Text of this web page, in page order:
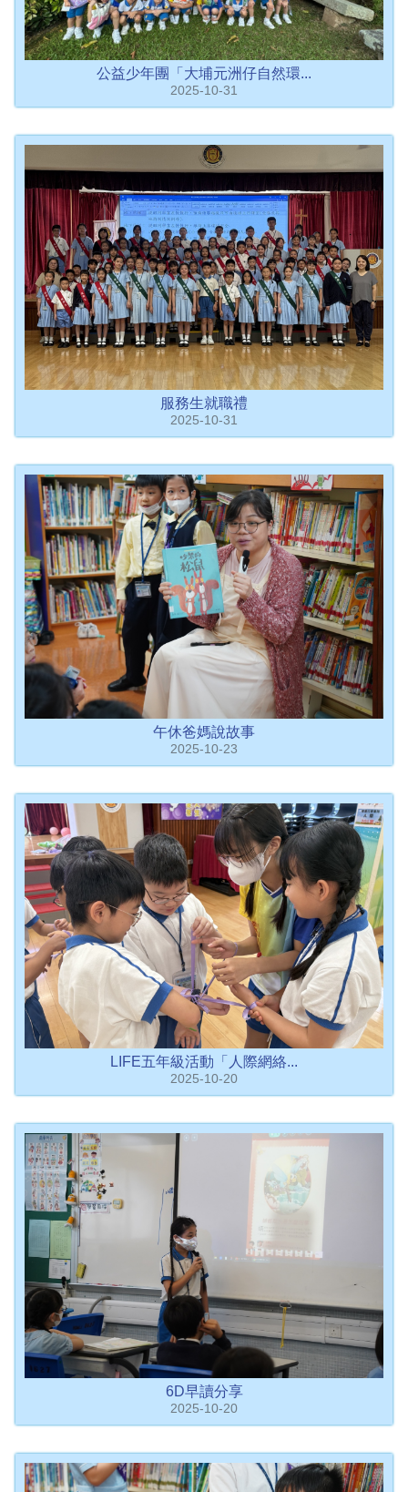
公益少年團「大埔元洲仔自然環...
2025-10-31
服務生就職禮
2025-10-31
午休爸媽說故事
2025-10-23
LIFE五年級活動「人際網絡...
2025-10-20
6D早讀分享
2025-10-20